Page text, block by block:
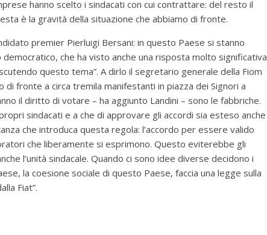
hanno scelto i sindacati con cui contrattare: del resto il
è la gravità della situazione che abbiamo di fronte.
premier Pierluigi Bersani: in questo Paese si stanno
che ha visto anche una risposta molto significativa
questo tema”. A dirlo il segretario generale della Fiom
di fronte a circa tremila manifestanti in piazza dei Signori a
il diritto di votare – ha aggiunto Landini – sono le fabbriche.
sindacati e a che di approvare gli accordi sia esteso anche
che introduca questa regola: l’accordo per essere valido
che liberamente si esprimono. Questo eviterebbe gli
l’unità sindacale. Quando ci sono idee diverse decidono i
la coesione sociale di questo Paese, faccia una legge sulla
Fiat”.